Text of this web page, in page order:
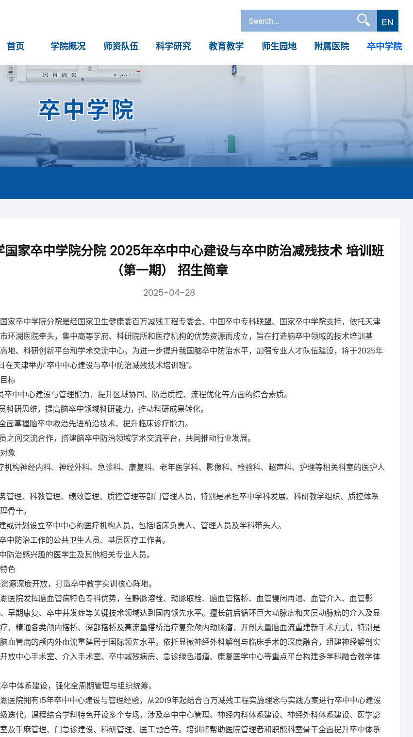
EN
首页
学院概况 师资队伍 科学研究 教育教学 师生园地 附属医院 卒中学院
卒中学院
国家卒中学院分院 2025年卒中中心建设与卒中防治减残技术 培训班
（第一期） 招生简章
2025-04-28
卒中学院分院是经国家卫生健康委百万减残工程专委会、中国卒中专科联盟、国家卒中学院支持，依托天津
环湖医院牵头，集中高等学府、科研院所和医疗机构的优势资源而成立，旨在打造脑卒中领域的技术培训基
地、科研创新平台和学术交流中心。为进一步提升我国脑卒中防治水平，加强专业人才队伍建设，将于2025年
在天津举办“卒中中心建设与卒中防治减残技术培训班”。
标
中中心建设与管理能力，提升区域协同、防治质控、流程优化等方面的综合素质。
研思维，提高脑卒中领域科研能力，推动科研成果转化。
掌握脑卒中救治先进前沿技术，提升临床诊疗能力。
间交流合作，搭建脑卒中防治领域学术交流平台，共同推动行业发展。
象
构神经内科、神经外科、急诊科、康复科、老年医学科、影像科、检验科、超声科、护理等相关科室的医护人
理、科教管理、绩效管理、质控管理等部门管理人员，特别是承担卒中学科发展、科研教学组织、质控体系
骨干。
计划设立卒中中心的医疗机构人员，包括临床负责人、管理人员及学科带头人。
防治工作的公共卫生人员、基层医疗工作者。
治感兴趣的医学生及其他相关专业人员。
色
深度开放，打造卒中教学实训核心阵地。
院发挥脑血管病特色专科优势，在静脉溶栓、动脉取栓、脑血管搭桥、血管慢闭再通、血管介入、血管影
早期康复、卒中并发症等关键技术领域达到国内领先水平。擅长前后循环巨大动脉瘤和夹层动脉瘤的介入及显
，精通各类颅内搭桥、深部搭桥及高流量搭桥治疗复杂颅内动脉瘤，开创大量脑血流重建新手术方式，特别是
血管病的颅内外血流重建居于国际领先水平。依托显微神经外科解剖与临床手术的深度融合，组建神经解剖实
放中心手术室、介入手术室、卒中减残病房、急诊绿色通道、康复医学中心等重点平台构建多学科融合教学体
体系建设，强化全周期管理与组织统筹。
院拥有15年卒中中心建设与管理经验，从2019年起结合百万减残工程实施理念与实践方案进行卒中中心建设
迭代。课程结合学科特色开设多个专场，涉及卒中中心管理、神经内科体系建设、神经外科体系建设、医学影
及手麻管理、门急诊建设、科研管理、医工融合等。培训将帮助医院管理者和职能科室骨干全面提升卒中体系